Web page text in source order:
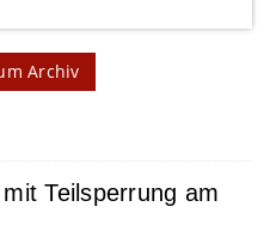
Archiv
Teilsperrung am